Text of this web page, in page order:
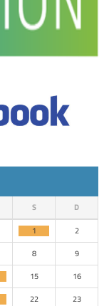
S D
1
2
8
9
15
16
22
23